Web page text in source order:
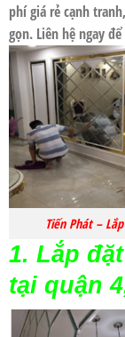
phí giá rẻ cạnh
gọn. Liên hệ ngay
Tiến Phát –
1. Lắp
tại quận